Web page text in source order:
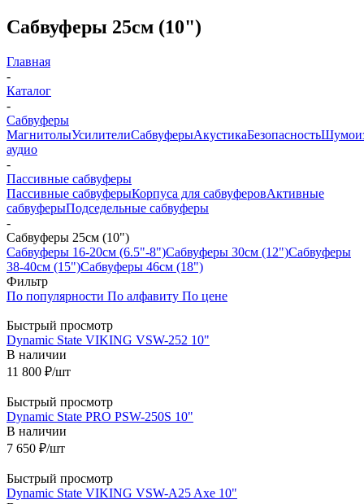
Сабвуферы 25см (10")
Главная
-
Каталог
-
Сабвуферы
МагнитолыУсилителиСабвуферыАкустикаБезопасность
аудио
-
Пассивные сабвуферы
Пассивные сабвуферыКорпуса для сабвуферовАктивные
сабвуферыПодседельные сабвуферы
-
Сабвуферы 25см (10")
Сабвуферы 16-20см (6.5"-8")Сабвуферы 30см (12")Сабвуферы
38-40см (15")Сабвуферы 46см (18")
Фильтр
По популярности По алфавиту По цене
Быстрый просмотр
Dynamic State VIKING VSW-252 10"
В наличии
11 800 ₽/шт
Быстрый просмотр
Dynamic State PRO PSW-250S 10"
В наличии
7 650 ₽/шт
Быстрый просмотр
Dynamic State VIKING VSW-A25 Axe 10"